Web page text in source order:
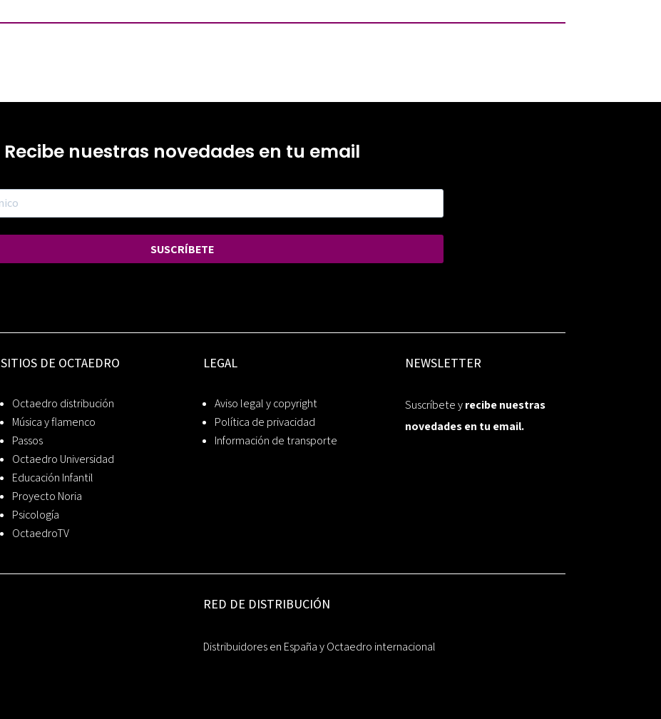
Recibe nuestras novedades en tu email
SUSCRÍBETE
SITIOS DE OCTAEDRO
Octaedro distribución
Música y flamenco
Passos
Octaedro Universidad
Educación Infantil
Proyecto Noria
Psicología
OctaedroTV
LEGAL
Aviso legal y copyright
Política de privacidad
Información de transporte
NEWSLETTER
Suscríbete yrecibe nuestras
novedades en tu email.
RED DE DISTRIBUCIÓN
Distribuidores en España y Octaedro internacional